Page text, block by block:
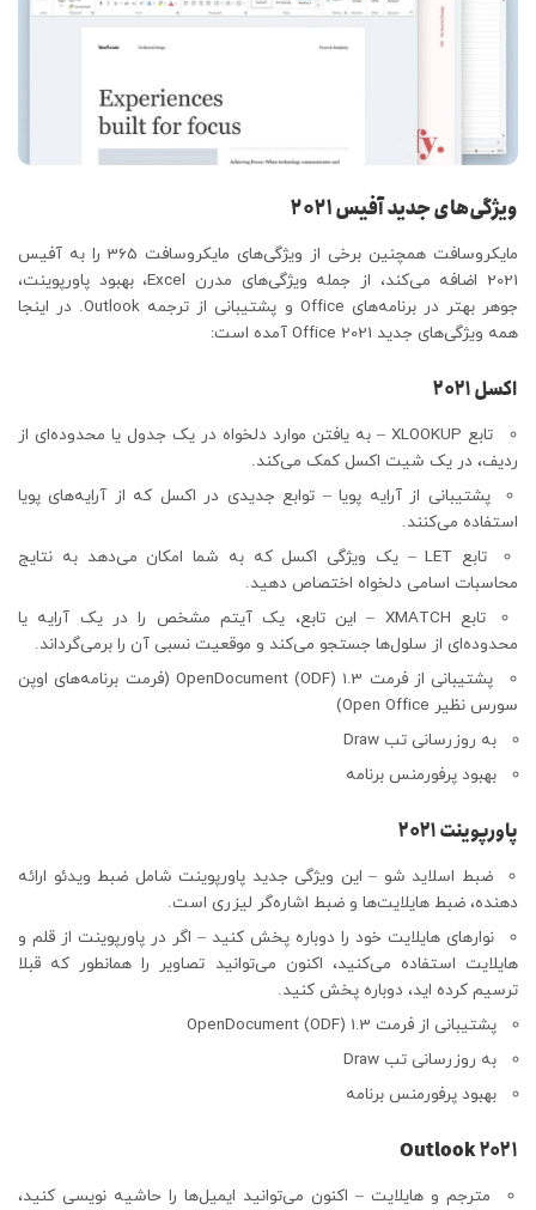
ویژگی‌های جدید آفیس ۲۰۲۱
مایکروسافت همچنین برخی از ویژگی‌های مایکروسافت 365 را به آفیس
2021 اضافه می‌کند، از جمله ویژگی‌های مدرن Excel، بهبود پاورپوینت،
جوهر بهتر در برنامه‌های Office و پشتیبانی از ترجمه Outlook. در اینجا
همه ویژگی‌های جدید Office 2021 آمده است:
اکسل ۲۰۲۱
تابع XLOOKUP – به یافتن موارد دلخواه در یک جدول یا محدوده‌ای از
ردیف، در یک شیت اکسل کمک می‌کند.
پشتیبانی از آرایه پویا – توابع جدیدی در اکسل که از آرایه‌های پویا
استفاده می‌کنند.
تابع LET – یک ویژگی اکسل که به شما امکان می‌دهد به نتایج
محاسبات اسامی دلخواه اختصاص دهید.
تابع XMATCH – این تابع، یک آیتم مشخص را در یک آرایه یا
محدوده‌ای از سلول‌ها جستجو می‌کند و موقعیت نسبی آن را برمی‌گرداند.
پشتیبانی از فرمت OpenDocument (ODF) 1.3 (فرمت برنامه‌های اوپن
سورس نظیر Open Office)
به روزرسانی تب Draw
بهبود پرفورمنس برنامه
پاورپوینت ۲۰۲۱
ضبط اسلاید شو – این ویژگی جدید پاورپوینت شامل ضبط ویدئو ارائه
دهنده، ضبط هایلایت‌ها و ضبط اشاره‌گر لیزری است.
نوارهای هایلایت خود را دوباره پخش کنید – اگر در پاورپوینت از قلم و
هایلایت استفاده می‌کنید، اکنون می‌توانید تصاویر را همانطور که قبلا
ترسیم کرده اید، دوباره پخش کنید.
پشتیبانی از فرمت OpenDocument (ODF) 1.3
به روزرسانی تب Draw
بهبود پرفورمنس برنامه
Outlook 2021
مترجم و هایلایت – اکنون می‌توانید ایمیل‌ها را حاشیه نویسی کنید،